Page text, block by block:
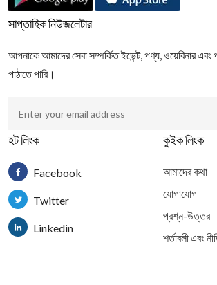
সাপ্তাহিক নিউজলেটার
আপনাকে আমাদের সেবা সম্পর্কিত ইভেন্ট, পণ্য, ওয়েবিনার এবং
পাঠাতে পারি।
হট লিংক
Facebook
Twitter
Linkedin
কুইক লিংক
আমাদের কথা
যোগাযোগ
প্রশ্ন-উত্তর
শর্তাবলী এবং